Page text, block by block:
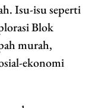
Isu-isu seperti
Blok
murah,
ekonomi